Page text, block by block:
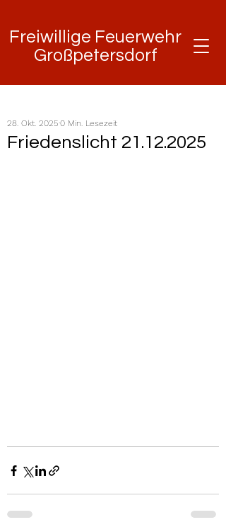
Freiwillige Feuerwehr
Großpetersdorf
Freiwillige Feuerwehr
Großpetersdorf
Friedenslicht 21.12.2025
28. Okt. 2025 0 Min. Lesezeit